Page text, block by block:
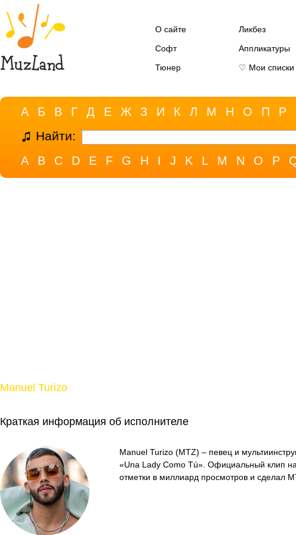
О сайте
Ликбез
Софт
Аппликатуры
Тюнер
♡ Мои списки
А Б В Г Д Е Ж З И К Л М Н О П Р
Найти:
A B C D E F G H I J K L M N O P
Manuel Turizo
Краткая информация об исполнителе
Manuel Turizo (MTZ) – певец и
«Una Lady Como Tú». Официальный клип
отметки в миллиард просмотров и сделал